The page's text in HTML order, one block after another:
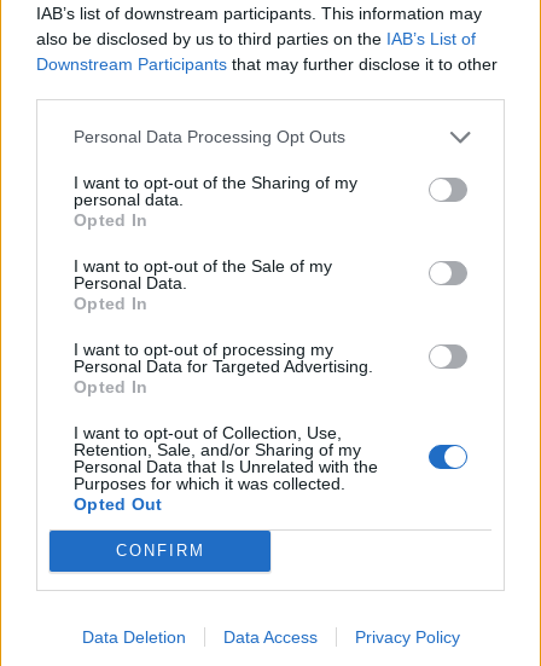
IAB’s list of downstream participants. This information may
also be disclosed by us to third parties on the IAB’s List of
Downstream Participants that may further disclose it to other
Personal Data Processing Opt Outs
I want to opt-out of the Sharing of my
personal data.
Opted In
I want to opt-out of the Sale of my
Personal Data.
Opted In
I want to opt-out of processing my
Personal Data for Targeted Advertising.
Opted In
I want to opt-out of Collection, Use,
Retention, Sale, and/or Sharing of my
Personal Data that Is Unrelated with the
Purposes for which it was collected.
Opted Out
CONFIRM
Data Deletion Data Access Privacy Policy